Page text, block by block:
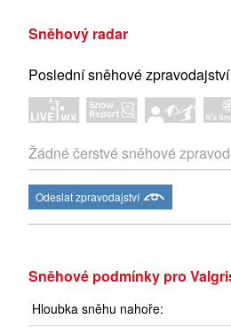
Sněhový radar
Poslední sněhové
Žádné čerstvé sněhové
Odeslat zpravodajství
Sněhové podmínky pro
Hloubka sněhu nahoře: